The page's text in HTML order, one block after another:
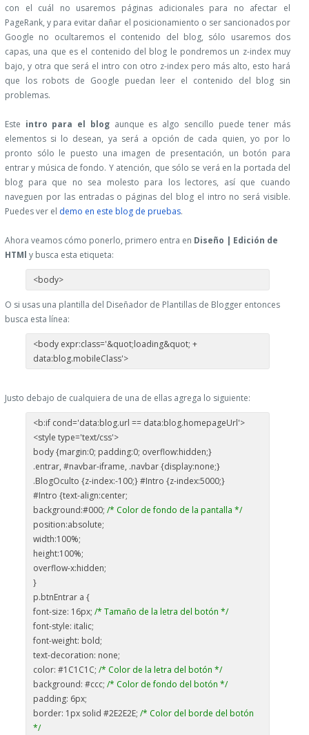
con el cuál no usaremos páginas adicionales para no afectar el
PageRank, y para evitar dañar el posicionamiento o ser sancionados por
Google no ocultaremos el contenido del blog, sólo usaremos dos
capas, una que es el contenido del blog le pondremos un z-index muy
bajo, y otra que será el intro con otro z-index pero más alto, esto hará
que los robots de Google puedan leer el contenido del blog sin
problemas.
Este intro para el blogaunque es algo sencillo puede tener más
elementos si lo desean, ya será a opción de cada quien, yo por lo
pronto sólo le puesto una imagen de presentación, un botón para
entrar y música de fondo. Y atención, que sólo se verá en la portada del
blog para que no sea molesto para los lectores, así que cuando
naveguen por las entradas o páginas del blog el intro no será visible.
Puedes ver el demo en este blog de pruebas.
Ahora veamos cómo ponerlo, primero entra en Diseño | Edición de
HTMl y busca esta etiqueta:
<body>
O si usas una plantilla del Diseñador de Plantillas de Blogger entonces
busca esta línea:
<body expr:class='&quot;loading&quot; +
data:blog.mobileClass'>
Justo debajo de cualquiera de una de ellas agrega lo siguiente:
<b:if cond='data:blog.url == data:blog.homepageUrl'>
<style type='text/css'>
body {margin:0; padding:0; overflow:hidden;}
.entrar, #navbar-iframe, .navbar {display:none;}
.BlogOculto {z-index:-100;} #Intro {z-index:5000;}
#Intro {text-align:center;
background:#000; /* Color de fondo de la pantalla */
position:absolute;
width:100%;
height:100%;
overflow-x:hidden;
}
p.btnEntrar a {
font-size: 16px; /* Tamaño de la letra del botón */
font-style: italic;
font-weight: bold;
text-decoration: none;
color: #1C1C1C; /* Color de la letra del botón */
background: #ccc; /* Color de fondo del botón */
padding: 6px;
border: 1px solid #2E2E2E; /* Color del borde del botón
*/